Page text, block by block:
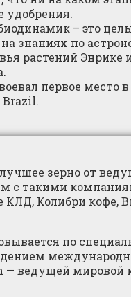
удобрения.
– это
знаниях по
растений Энрике
первое место
Brazil.
зерно от
с такими
Колибри кофе,
по
— ведущей мировой